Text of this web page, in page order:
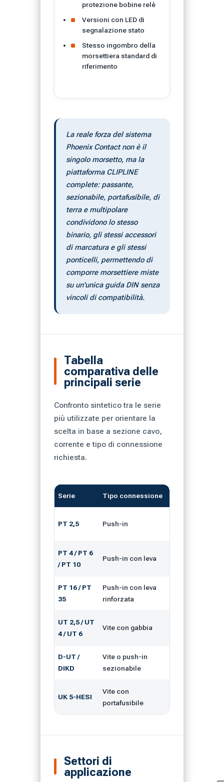
protezione bobine relè
Versioni con LED di
segnalazione stato
Stesso ingombro della
morsettiera standard di
riferimento
La reale forza del sistema
Phoenix Contact non è il
singolo morsetto, ma la
piattaforma CLIPLINE
complete: passante,
sezionabile, portafusibile, di
terra e multipolare
condividono lo stesso
binario, gli stessi accessori
di marcatura e gli stessi
ponticelli, permettendo di
comporre morsettiere miste
su un'unica guida DIN senza
vincoli di compatibilità.
Tabella
comparativa delle
principali serie
Confronto sintetico tra le serie
più utilizzate per orientare la
scelta in base a sezione cavo,
corrente e tipo di connessione
richiesta.
Serie Tipo connessione
PT 2,5 Push-in
PT 4 / PT 6
/ PT 10
Push-in con leva
PT 16 / PT
35
Push-in con leva
rinforzata
UT 2,5 / UT
4 / UT 6
Vite con gabbia
D-UT /
DIKD
Vite o push-in
sezionabile
UK 5-HESI
Vite con
portafusibile
Settori di
applicazione